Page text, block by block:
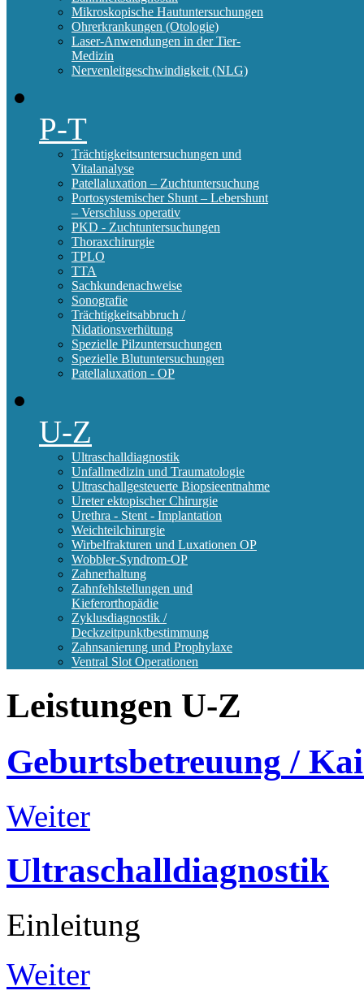
Mikroskopische Hautuntersuchungen
Ohrerkrankungen (Otologie)
Laser-Anwendungen in der Tier-
Medizin
Nervenleitgeschwindigkeit (NLG)
P-T
Trächtigkeitsuntersuchungen und
Vitalanalyse
Patellaluxation – Zuchtuntersuchung
Portosystemischer Shunt – Lebershunt
– Verschluss operativ
PKD - Zuchtuntersuchungen
Thoraxchirurgie
TPLO
TTA
Sachkundenachweise
Sonografie
Trächtigkeitsabbruch /
Nidationsverhütung
Spezielle Pilzuntersuchungen
Spezielle Blutuntersuchungen
Patellaluxation - OP
U-Z
Ultraschalldiagnostik
Unfallmedizin und Traumatologie
Ultraschallgesteuerte Biopsieentnahme
Ureter ektopischer Chirurgie
Urethra - Stent - Implantation
Weichteilchirurgie
Wirbelfrakturen und Luxationen OP
Wobbler-Syndrom-OP
Zahnerhaltung
Zahnfehlstellungen und
Kieferorthopädie
Zyklusdiagnostik /
Deckzeitpunktbestimmung
Zahnsanierung und Prophylaxe
Ventral Slot Operationen
Leistungen U-Z
Geburtsbetreuung /
Weiter
Ultraschalldiagnostik
Einleitung
Weiter